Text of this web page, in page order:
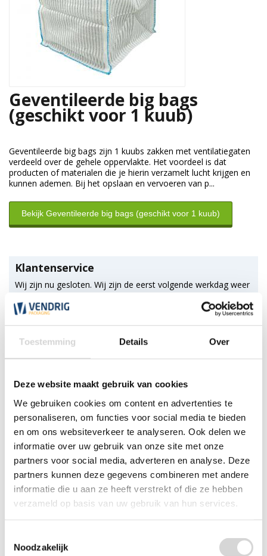
Toestemming Details Over
Deze website maakt gebruik van cookies
We gebruiken cookies om content en advertenties te
personaliseren, om functies voor social media te bieden
en om ons websiteverkeer te analyseren. Ook delen we
informatie over uw gebruik van onze site met onze
partners voor social media, adverteren en analyse. Deze
partners kunnen deze gegevens combineren met andere
informatie die u aan ze heeft verstrekt of die ze hebben
verzameld op basis van uw gebruik van hun services.
Noodzakelijk
Geventileerde big bags
(geschikt voor 1 kuub)
Geventileerde big bags zijn 1 kuubs zakken met ventilatiegaten
verdeeld over de gehele oppervlakte. Het voordeel is dat
producten of materialen die je hierin verzamelt lucht krijgen en
kunnen ademen. Bij het opslaan en vervoeren van p...
Bekijk Geventileerde big bags (geschikt voor 1 kuub)
Klantenservice
Wij zijn nu gesloten. Wij zijn de eerst volgende werkdag weer
open tussen 7:30 en 17:30 uur.
0348 4791 95
Chat
WhatsApp 0348 479195
Mailen
Offerte aanvragen